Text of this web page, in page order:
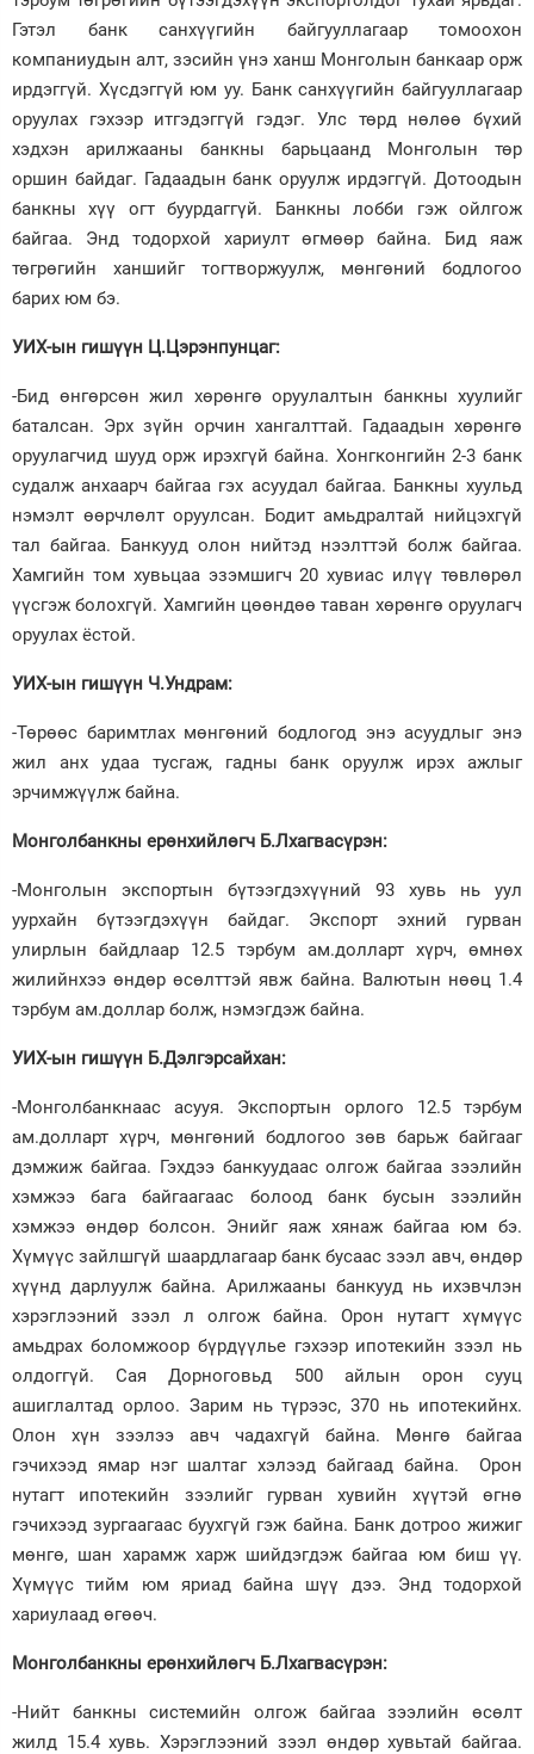
Гэтэл банк санхүүгийн байгууллагаар томоохон
компаниудын алт, зэсийн үнэ ханш Монголын банкаар орж
ирдэггүй. Хүсдэггүй юм уу. Банк санхүүгийн байгууллагаар
оруулах гэхээр итгэдэггүй гэдэг. Улс төрд нөлөө бүхий
хэдхэн арилжааны банкны барьцаанд Монголын төр
оршин байдаг. Гадаадын банк оруулж ирдэггүй. Дотоодын
банкны хүү огт буурдаггүй. Банкны лобби гэж ойлгож
байгаа. Энд тодорхой хариулт өгмөөр байна. Бид яаж
төгрөгийн ханшийг тогтворжуулж, мөнгөний бодлогоо
барих юм бэ.
УИХ-ын гишүүн Ц.Цэрэнпунцаг:
-Бид өнгөрсөн жил хөрөнгө оруулалтын банкны хуулийг
баталсан. Эрх зүйн орчин хангалттай. Гадаадын хөрөнгө
оруулагчид шууд орж ирэхгүй байна. Хонгконгийн 2-3 банк
судалж анхаарч байгаа гэх асуудал байгаа. Банкны хуульд
нэмэлт өөрчлөлт оруулсан. Бодит амьдралтай нийцэхгүй
тал байгаа. Банкууд олон нийтэд нээлттэй болж байгаа.
Хамгийн том хувьцаа эзэмшигч 20 хувиас илүү төвлөрөл
үүсгэж болохгүй. Хамгийн цөөндөө таван хөрөнгө оруулагч
оруулах ёстой.
УИХ-ын гишүүн Ч.Ундрам:
-Төрөөс баримтлах мөнгөний бодлогод энэ асуудлыг энэ
жил анх удаа тусгаж, гадны банк оруулж ирэх ажлыг
эрчимжүүлж байна.
Монголбанкны ерөнхийлөгч Б.Лхагвасүрэн:
-Монголын экспортын бүтээгдэхүүний 93 хувь нь уул
уурхайн бүтээгдэхүүн байдаг. Экспорт эхний гурван
улирлын байдлаар 12.5 тэрбум ам.долларт хүрч, өмнөх
жилийнхээ өндөр өсөлттэй явж байна. Валютын нөөц 1.4
тэрбум ам.доллар болж, нэмэгдэж байна.
УИХ-ын гишүүн Б.Дэлгэрсайхан:
-Монголбанкнаас асууя. Экспортын орлого 12.5 тэрбум
ам.долларт хүрч, мөнгөний бодлогоо зөв барьж байгааг
дэмжиж байгаа. Гэхдээ банкуудаас олгож байгаа зээлийн
хэмжээ бага байгаагаас болоод банк бусын зээлийн
хэмжээ өндөр болсон. Энийг яаж хянаж байгаа юм бэ.
Хүмүүс зайлшгүй шаардлагаар банк бусаас зээл авч, өндөр
хүүнд дарлуулж байна. Арилжааны банкууд нь ихэвчлэн
хэрэглээний зээл л олгож байна. Орон нутагт хүмүүс
амьдрах боломжоор бүрдүүлье гэхээр ипотекийн зээл нь
олдоггүй. Сая Дорноговьд 500 айлын орон сууц
ашиглалтад орлоо. Зарим нь түрээс, 370 нь ипотекийнх.
Олон хүн зээлээ авч чадахгүй байна. Мөнгө байгаа
гэчихээд ямар нэг шалтаг хэлээд байгаад байна. Орон
нутагт ипотекийн зээлийг гурван хувийн хүүтэй өгнө
гэчихээд зургаагаас буухгүй гэж байна. Банк дотроо жижиг
мөнгө, шан харамж харж шийдэгдэж байгаа юм биш үү.
Хүмүүс тийм юм яриад байна шүү дээ. Энд тодорхой
хариулаад өгөөч.
Монголбанкны ерөнхийлөгч Б.Лхагвасүрэн:
-Нийт банкны системийн олгож байгаа зээлийн өсөлт
жилд 15.4 хувь. Хэрэглээний зээл өндөр хувьтай байгаа.